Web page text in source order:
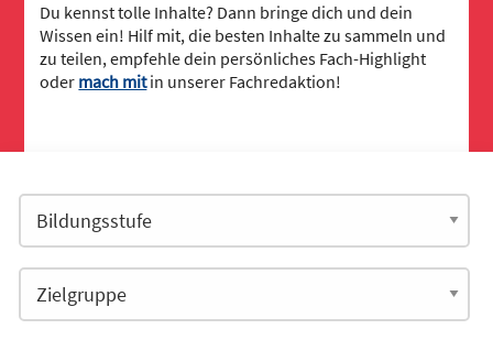
Du kennst tolle Inhalte? Dann bringe dich und dein
Wissen ein! Hilf mit, die besten Inhalte zu sammeln und
zu teilen, empfehle dein persönliches Fach-Highlight
oder mach mitin unserer Fachredaktion!